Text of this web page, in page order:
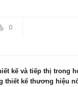
0
kế và tiếp thị trong
thiết kế thương hiệu